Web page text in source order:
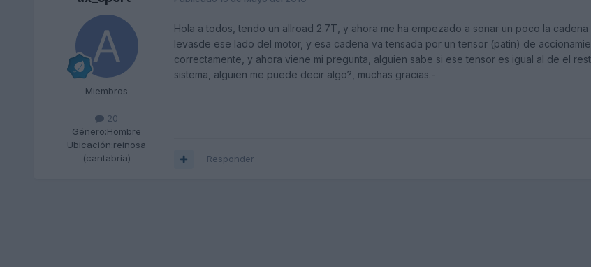
Miembros
20
Género:Hombre
Ubicación:reinosa
(cantabria)
Hola a todos, tendo un allroad 2.7T, y ahora me ha empezado a sonar un poco la
levasde ese lado del motor, y esa cadena va tensada por un tensor (patin) de
correctamente, y ahora viene mi pregunta, alguien sabe si ese tensor es igual al de el
sistema, alguien me puede decir algo?, muchas gracias.-
Responder